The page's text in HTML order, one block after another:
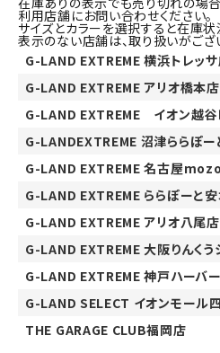
利用店舗にお問い合わせください。
サイズとカラーを選択すると在庫状
表示のない店舗は、取り扱いがござ
G-LAND EXTREME 横浜トレッ
G-LAND EXTREME アリオ橋本店
G-LAND EXTREME イオン越谷
G-LANDEXTREME 沼津ららぽー
G-LAND EXTREME 名古屋
G-LAND EXTREME ららぽーと
G-LAND EXTREME アリオ八尾店
G-LAND EXTREME 大阪りんくう
G-LAND EXTREME 神戸ハーバ
G-LAND SELECT イオンモール
THE GARAGE CLUB福岡店